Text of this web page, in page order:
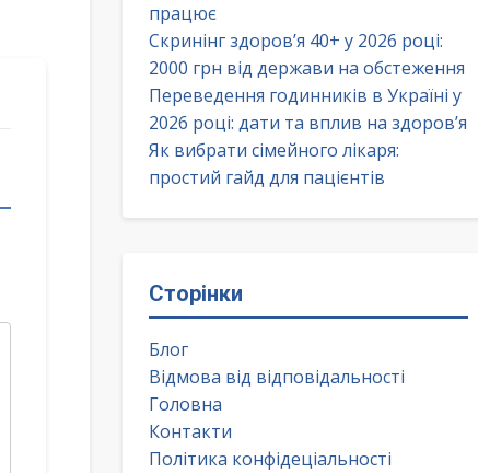
працює
Скринінг здоров’я 40+ у 2026 році:
2000 грн від держави на обстеження
Переведення годинників в Україні у
2026 році: дати та вплив на здоров’я
Як вибрати сімейного лікаря:
простий гайд для пацієнтів
Сторінки
Блог
Відмова від відповідальності
Головна
Контакти
Політика конфідеціальності